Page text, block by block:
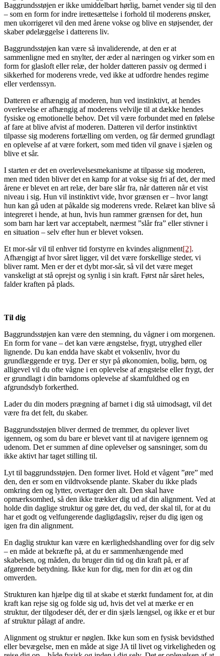
Baggrundsstøjen er ikke umiddelbart hørlig, barnet vender sig til den
– som en form for indre irettesættelse i forhold til moderens ønsker,
men ukorrigeret vil den med årene vokse og blive en støjsender, der
skaber ødelæggelse i datterens liv.
Baggrundsstøjen kan være så invaliderende, at den er at
sammenligne med en snylter, der æder al næringen og virker som en
form for glasloft eller relæ, der holder datteren passiv og dermed i
sikkerhed for moderens vrede, ved ikke at udfordre hendes regime
eller verdenssyn.
Datteren er afhængig af moderen, hun ved instinktivt, at hendes
overlevelse er afhængig af moderens velvilje til at dække hendes
fysiske og emotionelle behov. Det vil være forbundet med en følelse
af fare at blive afvist af moderen. Datteren vil derfor instinktivt
tilpasse sig moderens fortælling om verden, og får dermed grundlagt
en oplevelse af at være forkert, som med tiden vil gnave i sjælen og
blive et sår.
I starten er det en overlevelsesmekanisme at tilpasse sig moderen,
men med tiden bliver det en kamp for at vokse sig fri af det, der med
årene er blevet en art relæ, der bare slår fra, når datteren når et vist
niveau i sig. Hun vil instinktivt vide, hvor grænsen er – hvor langt
hun kan gå uden at påkalde sig moderens vrede. Relæet kan blive så
integreret i hende, at hun, hvis hun rammer grænsen for det, hun
som barn har lært var acceptabelt, nærmest ”slår fra” eller stivner i
en situation – selv efter hun er blevet voksen.
Et mor-sår vil til enhver tid forstyrre en kvindes alignment[2].
Afhængigt af hvor såret ligger, vil det være forskellige steder, vi
bliver ramt. Men er der et dybt mor-sår, så vil det være meget
vanskeligt at stå oprejst og synlig i sin kraft. Først når såret heles,
falder kraften på plads.
Til dig
Baggrundsstøjen kan være den stemning, du vågner i om morgenen.
En form for vane – det kan være ængstelse, frygt, utryghed eller
lignende. Du kan endda have skabt et voksenliv, hvor du
grundlæggende er tryg. Der er styr på økonomien, bolig, børn, og
alligevel vil du ofte vågne i en oplevelse af ængstelse eller frygt, der
er grundlagt i din barndoms oplevelse af skamfuldhed og en
afgrundsdyb forkerthed.
Lader du din moders prægning af barnet i dig stå uimodsagt, vil det
være fra det felt, du skaber.
Baggrundsstøjen bliver dermed de tremmer, du oplever livet
igennem, og som du bare er blevet vant til at navigere igennem og
udenom. Det er summen af dine oplevelser og sansninger, som du
ikke aktivt har taget stilling til.
Lyt til baggrundsstøjen. Den former livet. Hold et vågent ”øre” med
den, den er som en vildtvoksende plante. Skaber du ikke plads
omkring den og lytter, overtager den alt. Den skal have
opmærksomhed, så den ikke trækker dig ud af din alignment. Ved at
holde din daglige struktur og gøre det, du ved, der skal til, for at du
har et godt og velfungerende dagligdagsliv, rejser du dig igen og
igen fra din alignment.
En daglig struktur kan være en kærlighedshandling over for dig selv
– en måde at bekræfte på, at du er sammenhængende med
skabelsen, og måden, du bruger din tid og din kraft på, er af
afgørende betydning. Ikke kun for dig, men for din æt og din
omverden.
Strukturen kan hjælpe dig til at skabe et stærkt fundament for, at din
kraft kan rejse sig og folde sig ud, hvis det vel at mærke er en
struktur, der tilgodeser dét, der er din sjæls længsel, og ikke er et bur
af struktur pålagt af andre.
Alignment og struktur er nøglen. Ikke kun som en fysisk bevidsthed
eller bevægelse, men en måde at sige JA til livet og virkeligheden og